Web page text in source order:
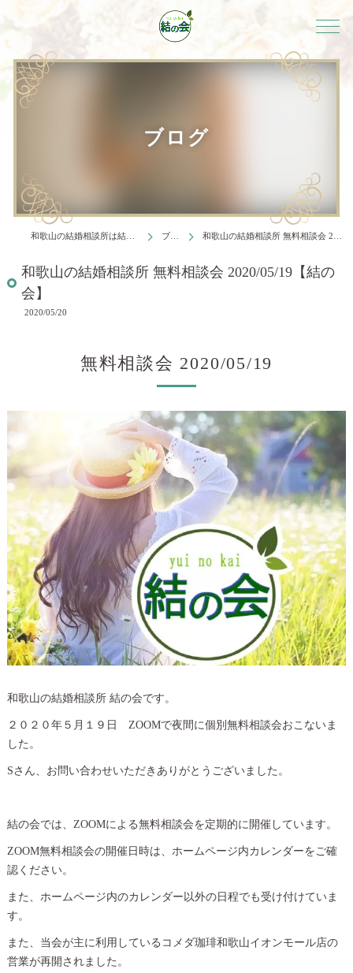
ブログ
和歌山の結婚相談所は結婚相談所 結の会 ブログ 和歌山の結婚相談所 無料相談会 2020/05/19【結の会】
和歌山の結婚相談所 無料相談会 2020/05/19【結の
会】
2020/05/20
無料相談会 2020/05/19
和歌山の結婚相談所 結の会です。
２０２０年５月１９日 ZOOMで夜間に個別無料相談会おこないま
した。
Sさん、お問い合わせいただきありがとうございました。
結の会では、ZOOMによる無料相談会を定期的に開催しています。
ZOOM無料相談会の開催日時は、ホームページ内カレンダーをご確
認ください。
また、ホームページ内のカレンダー以外の日程でも受け付けていま
す。
また、当会が主に利用しているコメダ珈琲和歌山イオンモール店の
営業が再開されました。